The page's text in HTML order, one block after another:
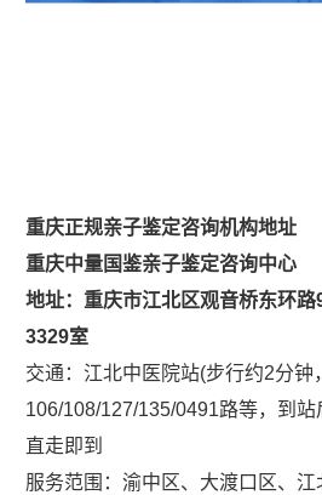
重庆正规亲子鉴定咨询机构地址
重庆中量国鉴亲子鉴定咨询中心
地址：重庆市江北区观音桥东环
3329室
交通：江北中医院站(步行约2分钟
106/108/127/135/0491路等，到
直走即到
服务范围：渝中区、大渡口区、